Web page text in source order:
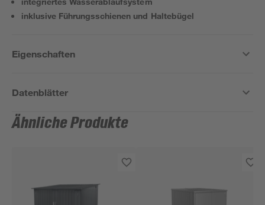
inklusive Führungsschienen und Haltebügel
Eigenschaften
Datenblätter
Ähnliche Produkte